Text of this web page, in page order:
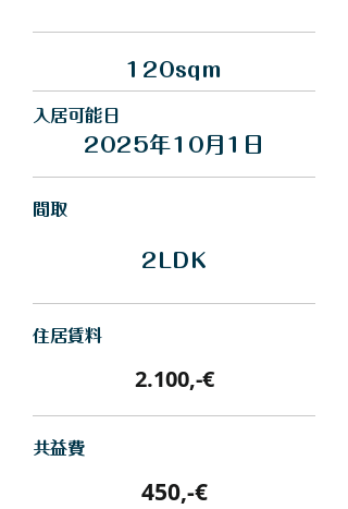
120sqm
入居可能日
2025年10月1日
間取
2LDK
住居賃料
2.100,-€
​共益費
450,-€